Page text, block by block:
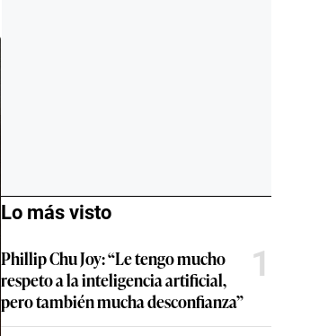
Lo más visto
Phillip Chu Joy: “Le tengo mucho
respeto a la inteligencia artificial,
pero también mucha desconfianza”
1